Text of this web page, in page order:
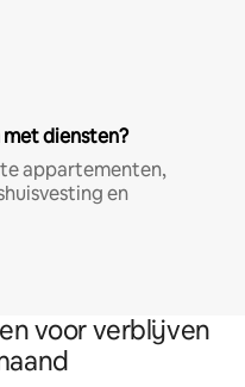
diensten?
appartementen,
en
voor verblijven